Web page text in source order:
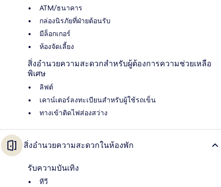
ATM/ธนาคาร
กล่องนิรภัยที่ฝ่ายต้อนรับ
มีล็อกเกอร์
ห้องจัดเลี้ยง
สิ่งอำนวยความสะดวกสำหรับผู้ต้องการความช่วยเหลือ
พิเศษ
ลิฟต์
เคาน์เตอร์ลงทะเบียนสำหรับผู้ใช้รถเข็น
ทางเข้าติดไฟส่องสว่าง
สิ่งอำนวยความสะดวกในห้องพัก
รับความบันเทิง
ทีวี